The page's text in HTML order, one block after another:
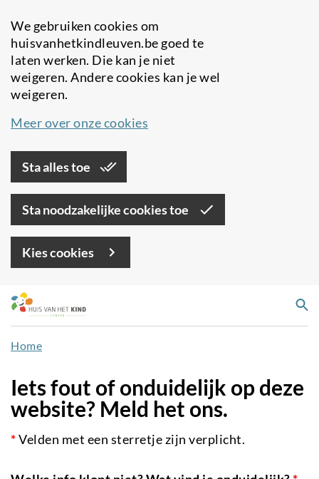
We gebruiken cookies om
huisvanhetkindleuven.be goed te
laten werken. Die kan je niet
weigeren. Andere cookies kan je wel
weigeren.
Meer over onze cookies
Sta alles toe
Sta noodzakelijke cookies toe
Kies cookies
Overslaan
en
naar
de
gaan
Home
Iets fout of onduidelijk op deze
website? Meld het ons.
*Velden met een sterretje zijn verplicht.